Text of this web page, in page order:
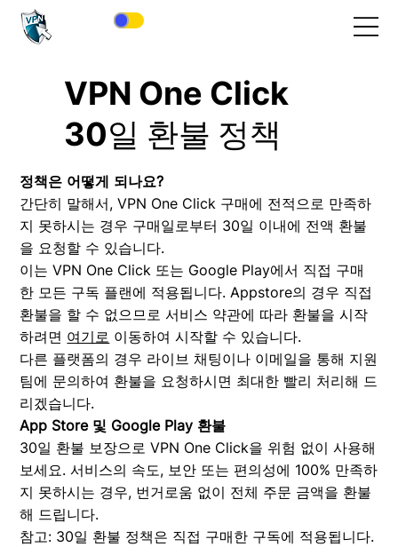
VPN One Click
30일 환불 정책
정책은 어떻게 되나요?
간단히 말해서, VPN One Click 구매에 전적으로 만족하
지 못하시는 경우 구매일로부터 30일 이내에 전액 환불
을 요청할 수 있습니다.
이는 VPN One Click 또는 Google Play에서 직접 구매
한 모든 구독 플랜에 적용됩니다. Appstore의 경우 직접
환불을 할 수 없으므로 서비스 약관에 따라 환불을 시작
하려면 여기로 이동하여 시작할 수 있습니다.
다른 플랫폼의 경우 라이브 채팅이나 이메일을 통해 지원
팀에 문의하여 환불을 요청하시면 최대한 빨리 처리해 드
리겠습니다.
App Store 및 Google Play 환불
30일 환불 보장으로 VPN One Click을 위험 없이 사용해
보세요. 서비스의 속도, 보안 또는 편의성에 100% 만족하
지 못하시는 경우, 번거로움 없이 전체 주문 금액을 환불
해 드립니다.
참고: 30일 환불 정책은 직접 구매한 구독에 적용됩니다.